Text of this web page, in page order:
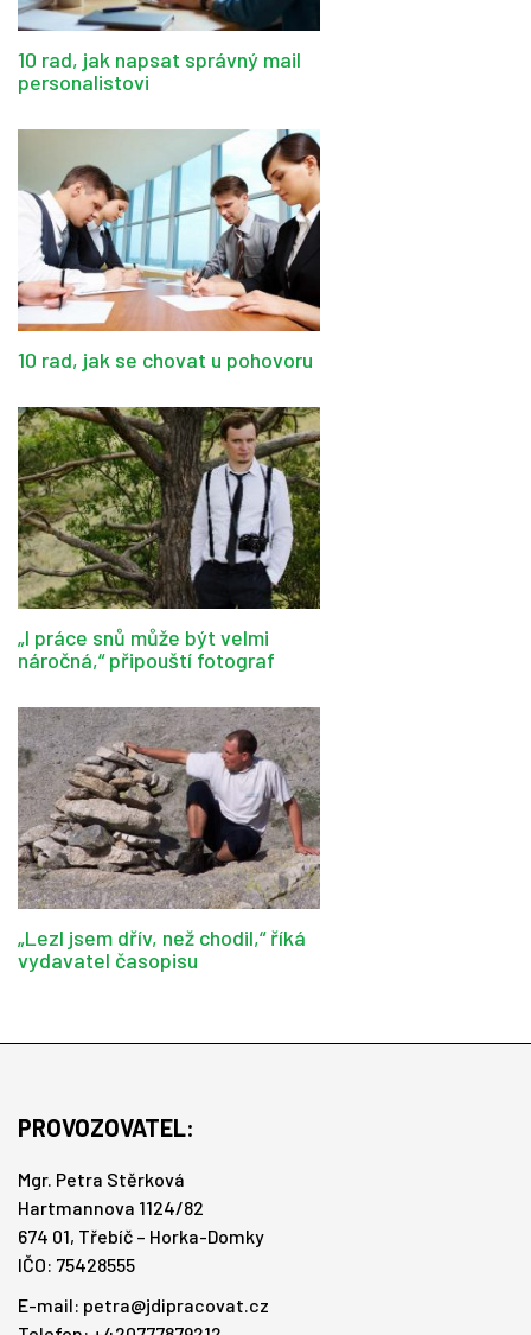
10 rad, jak napsat správný mail
personalistovi
10 rad, jak se chovat u pohovoru
„I práce snů může být velmi
náročná,“ připouští fotograf
„Lezl jsem dřív, než chodil,“ říká
vydavatel časopisu
PROVOZOVATEL:
Mgr. Petra Stěrková
Hartmannova 1124/82
674 01, Třebíč – Horka-Domky
IČO: 75428555
E-mail: petra@jdipracovat.cz